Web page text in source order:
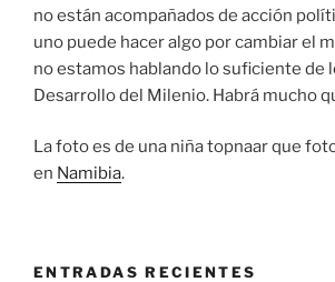
no están acompañados de acción
uno puede hacer algo por cambiar el
no estamos hablando lo suficiente de
Desarrollo del Milenio. Habrá mucho
La foto es de una niña topnaar que
en Namibia.
ENTRADAS RECIENTES